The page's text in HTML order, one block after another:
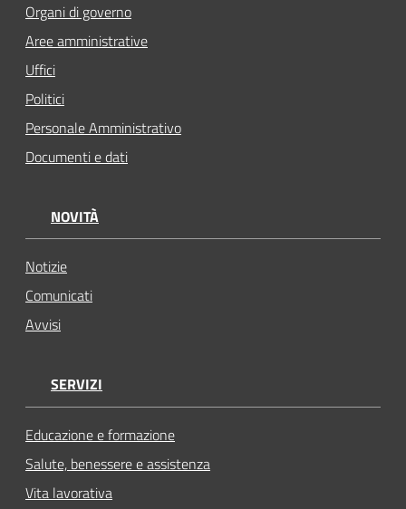
Organi di governo
Aree amministrative
Uffici
Politici
Personale Amministrativo
Documenti e dati
NOVITÀ
Notizie
Comunicati
Avvisi
SERVIZI
Educazione e formazione
Salute, benessere e assistenza
Vita lavorativa